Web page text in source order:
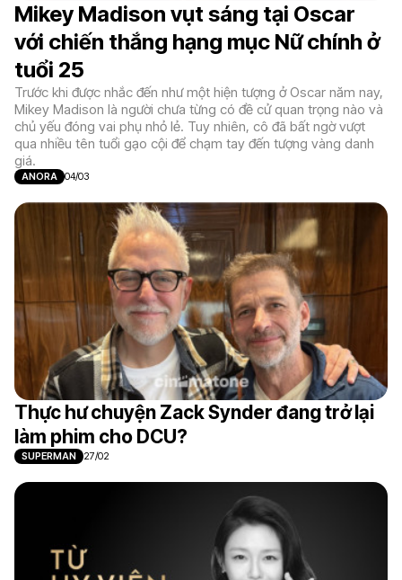
Mikey Madison vụt sáng tại Oscar
với chiến thắng hạng mục Nữ chính ở
tuổi 25
Trước khi được nhắc đến như một hiện tượng ở Oscar năm nay,
Mikey Madison là người chưa từng có đề cử quan trọng nào và
chủ yếu đóng vai phụ nhỏ lẻ. Tuy nhiên, cô đã bất ngờ vượt
qua nhiều tên tuổi gạo cội để chạm tay đến tượng vàng danh
giá.
ANORA 04/03
Thực hư chuyện Zack Synder đang trở lại
làm phim cho DCU?
SUPERMAN 27/02